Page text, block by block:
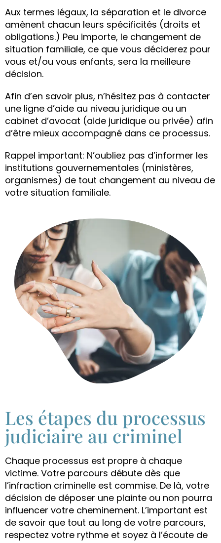
Aux termes légaux, la séparation et le divorce
amènent chacun leurs spécificités (droits et
obligations.) Peu importe, le changement de
situation familiale, ce que vous déciderez pour
vous et/ou vous enfants, sera la meilleure
décision.
Afin d’en savoir plus, n’hésitez pas à contacter
une ligne d’aide au niveau juridique ou un
cabinet d’avocat (aide juridique ou privée) afin
d’être mieux accompagné dans ce processus.
Rappel important: N’oubliez pas d’informer les
institutions gouvernementales (ministères,
organismes) de tout changement au niveau de
votre situation familiale.
Les étapes du processus
judiciaire au criminel
Chaque processus est propre à chaque
victime. Votre parcours débute dès que
l’infraction criminelle est commise. De là, votre
décision de déposer une plainte ou non pourra
influencer votre cheminement. L’important est
de savoir que tout au long de votre parcours,
respectez votre rythme et soyez à l’écoute de